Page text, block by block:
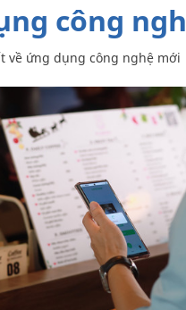
công
về ứng dụng công nghệ mới